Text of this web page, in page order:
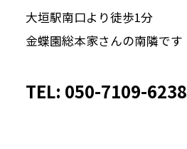
大垣駅南口より徒歩1分
金蝶園総本家さんの南隣です
TEL: 050-7109-6238